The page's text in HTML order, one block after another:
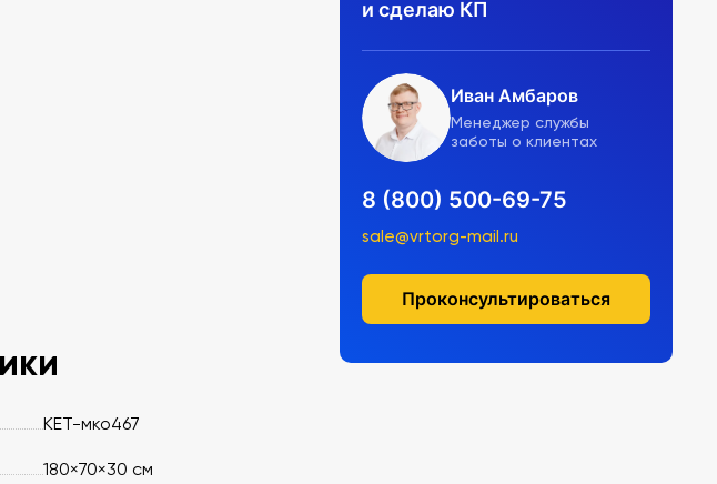
и сделаю КП
Иван Амбаров
Менеджер службы
заботы о клиентах
8 (800) 500-69-75
sale@vrtorg-mail.ru
Проконсультироваться
KET-мко467
180×70×30 см